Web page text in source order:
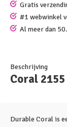
Gratis
#1 webwinkel
Al meer dan
Beschrijving
Coral
Durable Coral is